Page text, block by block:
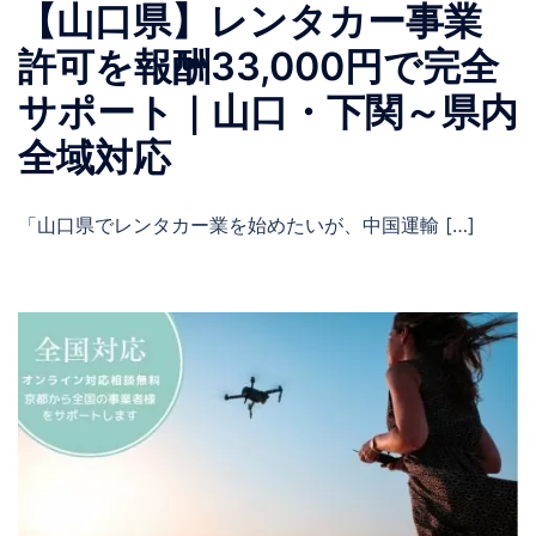
【山口県】レンタカー事業
許可を報酬33,000円で完全
サポート｜山口・下関～県内
全域対応
「山口県でレンタカー業を始めたいが、中国運輸 […]